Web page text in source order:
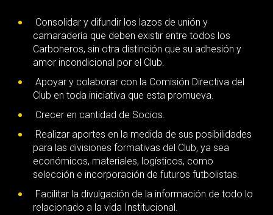
Consolidar y difundir los lazos de unión y
camaradería que deben existir entre todos los
Carboneros, sin otra distinción que su adhesión y
amor incondicional por el Club.
Apoyar y colaborar con la Comisión Directiva del
Club en toda iniciativa que esta promueva.
Crecer en cantidad de Socios.
Realizar aportes en la medida de sus posibilidades
para las divisiones formativas del Club, ya sea
económicos, materiales, logísticos, como
selección e incorporación de futuros futbolistas.
Facilitar la divulgación de la información de todo lo
relacionado a la vida Institucional.